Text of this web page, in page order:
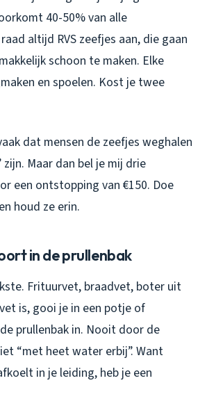
40-50% van alle
altijd RVS zeefjes aan, die gaan
schoon te maken. Elke
en spoelen. Kost je twee
dat mensen de zeefjes weghalen
Maar dan bel je mij drie
een ontstopping van €150. Doe
houd ze erin.
in de prullenbak
Frituurvet, braadvet, boter uit
is, gooi je in een potje of
prullenbak in. Nooit door de
“met heet water erbij”. Want
in je leiding, heb je een